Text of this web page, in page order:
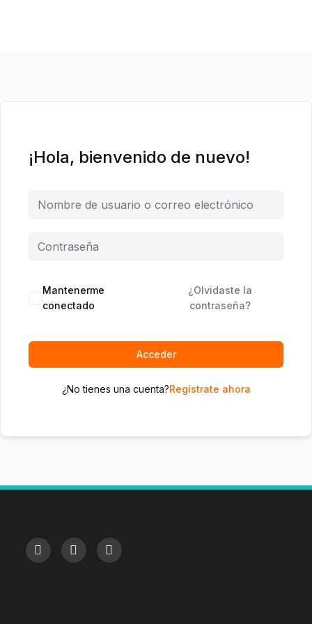
¡Hola, bienvenido de nuevo!
Mantenerme
conectado
¿Olvidaste la
contraseña?
Acceder
¿No tienes una cuenta?Regístrate ahora